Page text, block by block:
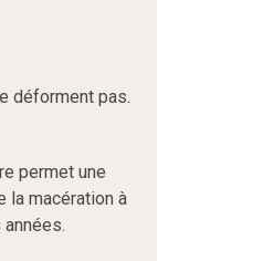
déforment pas.
permet une
la macération à